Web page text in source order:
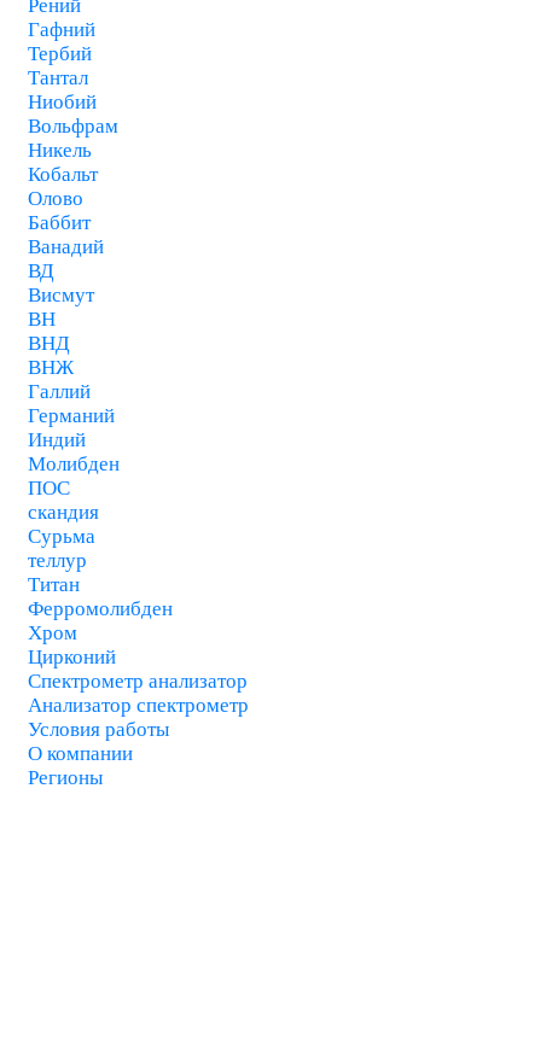
Рений
Гафний
Тербий
Тантал
Ниобий
Вольфрам
Никель
Кобальт
Олово
Баббит
Ванадий
ВД
Висмут
ВН
ВНД
ВНЖ
Галлий
Германий
Индий
Молибден
ПОС
скандия
Сурьма
теллур
Титан
Ферромолибден
Хром
Цирконий
Спектрометр анализатор
Анализатор спектрометр
Условия работы
О компании
Регионы